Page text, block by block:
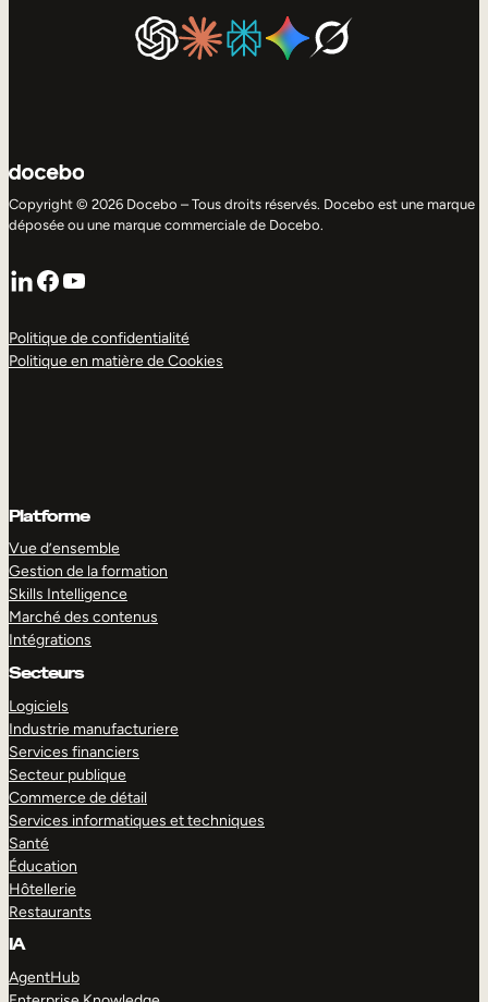
Copyright © 2026 Docebo – Tous droits réservés. Docebo est une marque
déposée ou une marque commerciale de Docebo.
LinkedIn
Facebook
YouTube
Politique de confidentialité
Politique en matière de Cookies
Platforme
Vue d’ensemble
Gestion de la formation
Skills Intelligence
Marché des contenus
Intégrations
Secteurs
Logiciels
Industrie manufacturiere
Services financiers
Secteur publique
Commerce de détail
Services informatiques et techniques
Santé
Éducation
Hôtellerie
Restaurants
IA
AgentHub